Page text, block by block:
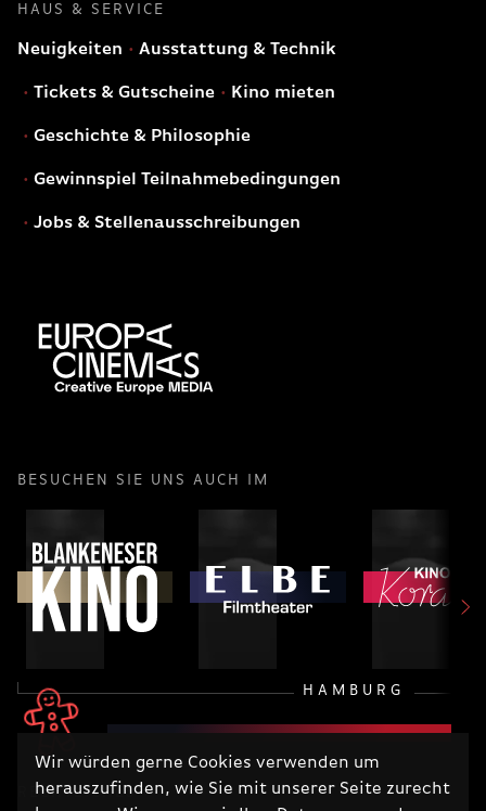
Wir würden gerne Cookies verwenden um
herauszufinden, wie Sie mit unserer Seite zurecht
HAUS & SERVICE
Neuigkeiten Ausstattung & Technik
Tickets & Gutscheine Kino mieten
Geschichte & Philosophie
Gewinnspiel Teilnahmebedingungen
Jobs & Stellenausschreibungen
BESUCHEN SIE UNS AUCH IM
HAMBURG
RECHTLICHES